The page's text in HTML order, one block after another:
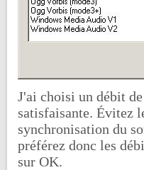
J'ai choisi un débit
satisfaisante. Évitez
synchronisation du
préférez donc les
sur OK.